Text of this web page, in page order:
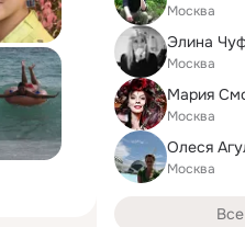
Москва
Элина
Москва
Мария
Москва
Олеся
Москва